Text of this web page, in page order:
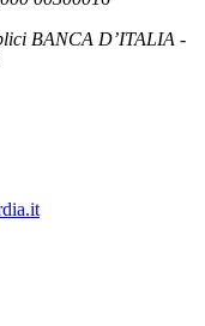
BANCA D’ITALIA -